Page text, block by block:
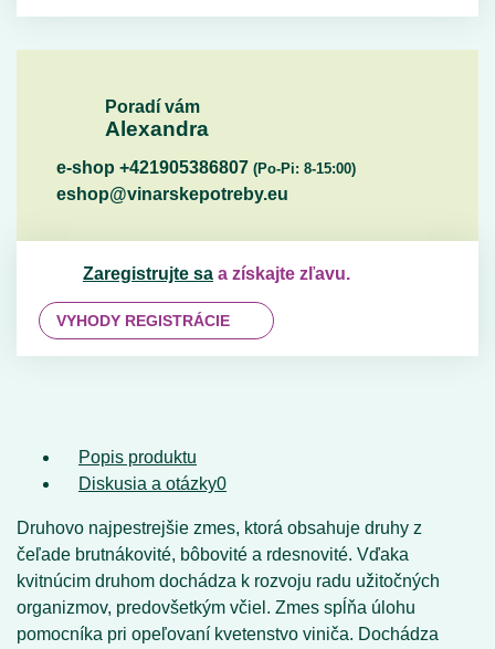
Poradí vám
Alexandra
e-shop +421905386807 (Po-Pi: 8-15:00)
eshop@vinarskepotreby.eu
Zaregistrujte sa a získajte zľavu.
VYHODY REGISTRÁCIE
Popis produktu
Diskusia a otázky0
Druhovo najpestrejšie zmes, ktorá obsahuje druhy z
čeľade brutnákovité, bôbovité a rdesnovité. Vďaka
kvitnúcim druhom dochádza k rozvoju radu užitočných
organizmov, predovšetkým včiel. Zmes spĺňa úlohu
pomocníka pri opeľovaní kvetenstvo viniča. Dochádza